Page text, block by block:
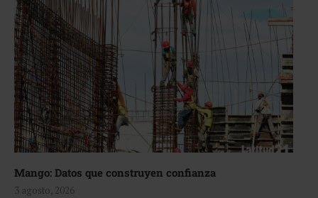
Mango: Datos que construyen confianza
3 agosto, 2026